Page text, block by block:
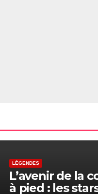
LÉGENDES
L’avenir de la
à pied : les